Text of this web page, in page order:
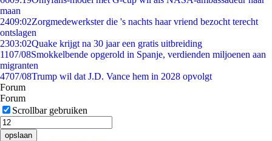
maan
2409:02Zorgmedewerkster die 's nachts haar vriend bezocht terecht
ontslagen
2303:02Quake krijgt na 30 jaar een gratis uitbreiding
1107/08Smokkelbende opgerold in Spanje, verdienden miljoenen aan
migranten
4707/08Trump wil dat J.D. Vance hem in 2028 opvolgt
Forum
Forum
Scrollbar gebruiken
opslaan